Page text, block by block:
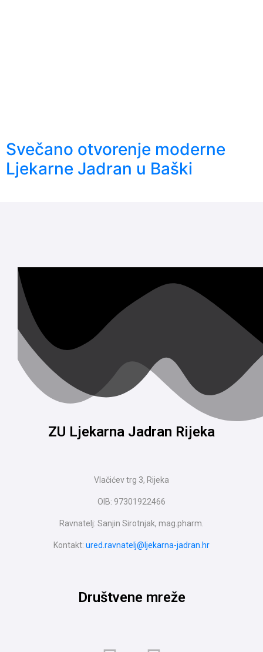
Svečano otvorenje moderne
Ljekarne Jadran u Baški
ZU Ljekarna Jadran Rijeka
Vlačićev trg 3, Rijeka
OIB: 97301922466
Ravnatelj: Sanjin Sirotnjak, mag.pharm.
Kontakt: ured.ravnatelj@ljekarna-jadran.hr
Društvene mreže